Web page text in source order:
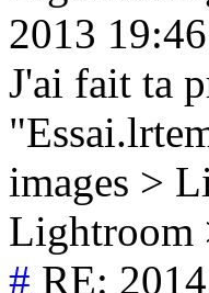
2013 19:46
J'ai fait ta
images >
Lightroom
# RE: